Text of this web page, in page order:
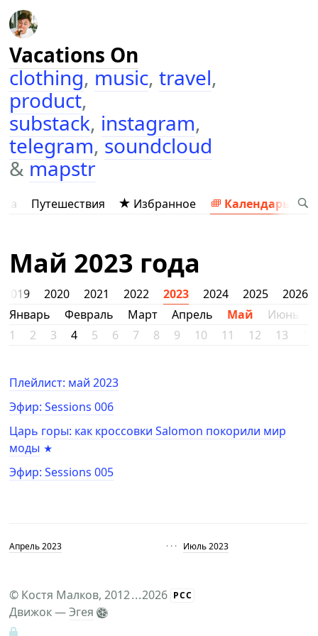
Vacations On
clothing,music,travel,
product,
substack, instagram,
telegram,soundcloud
&mapstr
Путешествия Избранное Календарь
Май 2023 года
2019 2020 2021 2022 2023 2024 2025
2026
Январь
Февраль Март Апрель Май Июнь
1
2 3 4 5 6 7 8 9 10 11 12 13
Плейлист: май 2023
Эфир: Sessions 006
Царь горы: как кроссовки Salomon покорили мир
моды
Эфир: Sessions 005
Апрель 2023 · · · Июль 2023
© Костя Малков, 2012...2026 РСС
Движок —Эгея